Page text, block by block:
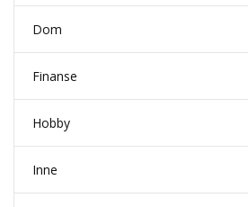
Dom
Finanse
Hobby
Inne